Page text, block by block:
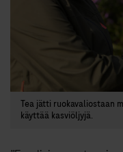
Tea jätti ruokavaliostaan
käyttää kasviöljyjä.